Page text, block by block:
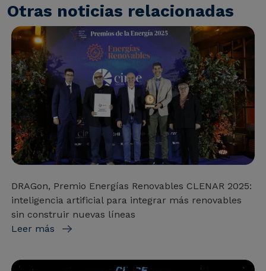
Otras noticias relacionadas
DRAGon, Premio Energías Renovables CLENAR 2025:
inteligencia artificial para integrar más renovables
sin construir nuevas líneas
Leer más